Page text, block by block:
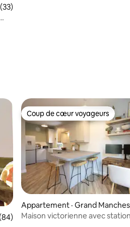
de 4,85 sur 5, 33
de 4,93 sur 5, 84
Coup de cœur voyageurs
Coup de cœur voyageurs
Appartement · Grand
er
Maison victorienne avec